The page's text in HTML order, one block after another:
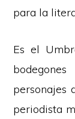
para la
Es el
personajes
periodista